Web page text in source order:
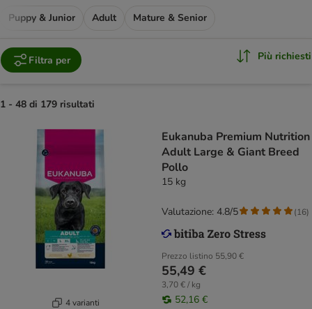
Puppy & Junior Adult Mature & Senior
Filtra per Più richiesti
1 - 48 di 179 risultati
4 varianti
Eukanuba Premium Nutrition
Adult Large & Giant Breed
Pollo
15 kg
Prezzo listino 55,90 €
55,49 €
3,70 € / kg
52,16 €
Valutazione: 4.8/5 (16)